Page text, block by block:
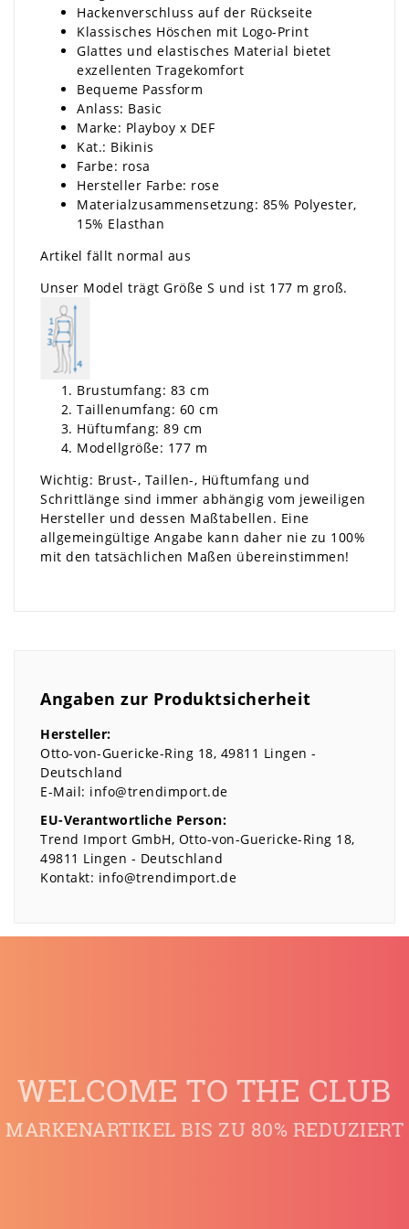
Hackenverschluss auf der Rückseite
Klassisches Höschen mit Logo-Print
Glattes und elastisches Material bietet
exzellenten Tragekomfort
Bequeme Passform
Anlass: Basic
Marke: Playboy x DEF
Kat.: Bikinis
Farbe: rosa
Hersteller Farbe: rose
Materialzusammensetzung: 85% Polyester,
15% Elasthan
Artikel fällt normal aus
Unser Model trägt Größe S und ist 177 m groß.
Brustumfang: 83 cm
Taillenumfang: 60 cm
Hüftumfang: 89 cm
Modellgröße: 177 m
Wichtig: Brust-, Taillen-, Hüftumfang und
Schrittlänge sind immer abhängig vom jeweiligen
Hersteller und dessen Maßtabellen. Eine
allgemeingültige Angabe kann daher nie zu 100%
mit den tatsächlichen Maßen übereinstimmen!
Angaben zur Produktsicherheit
Hersteller:
Otto-von-Guericke-Ring 18 49811 Lingen
Deutschland
E-Mail: info@trendimport.de
EU-Verantwortliche Person:
Trend Import GmbH Otto-von-Guericke-Ring 18
49811 Lingen
Deutschland
Kontakt: info@trendimport.de
WELCOME TO THE CLUB
MARKENARTIKEL BIS ZU 80% REDUZIERT